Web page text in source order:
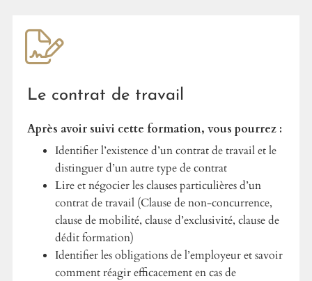
Le contrat de travail
Après avoir suivi cette formation, vous pourrez :
Identifier l’existence d’un contrat de travail et le
distinguer d’un autre type de contrat
Lire et négocier les clauses particulières d’un
contrat de travail (Clause de non-concurrence,
clause de mobilité, clause d’exclusivité, clause de
dédit formation)
Identifier les obligations de l’employeur et savoir
comment réagir efficacement en cas de